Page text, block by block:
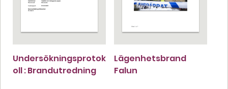
Undersökningsprotok
oll : Brandutredning
Lägenhetsbrand
Falun